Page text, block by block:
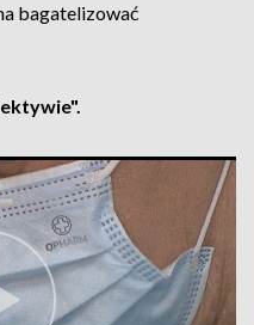
bagatelizować